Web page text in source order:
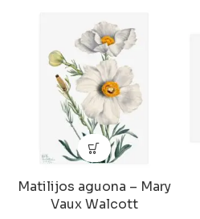
Matilijos aguona – Mary
Vaux Walcott